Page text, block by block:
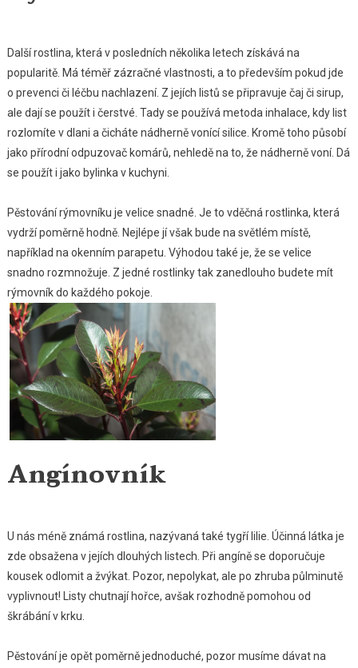
Další rostlina, která v posledních několika letech získává na
popularitě. Má téměř zázračné vlastnosti, a to především pokud jde
o prevenci či léčbu nachlazení. Z jejích listů se připravuje čaj či sirup,
ale dají se použít i čerstvé. Tady se používá metoda inhalace, kdy list
rozlomíte v dlani a čicháte nádherně vonící silice. Kromě toho působí
jako přírodní odpuzovač komárů, nehledě na to, že nádherně voní. Dá
se použít i jako bylinka v kuchyni.
Pěstování rýmovníku je velice snadné. Je to vděčná rostlinka, která
vydrží poměrně hodně. Nejlépe jí však bude na světlém místě,
například na okenním parapetu. Výhodou také je, že se velice
snadno rozmnožuje. Z jedné rostlinky tak zanedlouho budete mít
rýmovník do každého pokoje.
Angínovník
U nás méně známá rostlina, nazývaná také tygří lilie. Účinná látka je
zde obsažena v jejích dlouhých listech. Při angíně se doporučuje
kousek odlomit a žvýkat. Pozor, nepolykat, ale po zhruba půlminutě
vyplivnout! Listy chutnají hořce, avšak rozhodně pomohou od
škrábání v krku.
Pěstování je opět poměrně jednoduché, pozor musíme dávat na